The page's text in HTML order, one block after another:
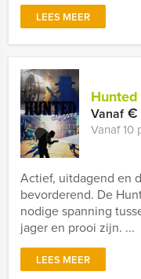
LEES MEER
Vanaf€
Vanaf 10
Actief, uitdagend en
bevorderend. De
nodige spanning
jager en prooi zijn. ...
LEES MEER